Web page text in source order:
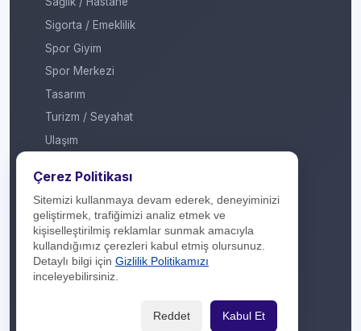
Sigorta / Emeklilik
Spor Giyim
Spor Merkezi
Tasarım
Turizm / Seyahat
Ulaşım
Yurt Dışı / Duty Free
Hakkımızda
İletişim
Çerez Politikası
Sitemizi kullanmaya devam ederek, deneyiminizi
geliştirmek, trafiğimizi analiz etmek ve
kişiselleştirilmiş reklamlar sunmak amacıyla
kullandığımız çerezleri kabul etmiş olursunuz.
Detaylı bilgi için Gizlilik Politikamızı
inceleyebilirsiniz.
Reddet Kabul Et